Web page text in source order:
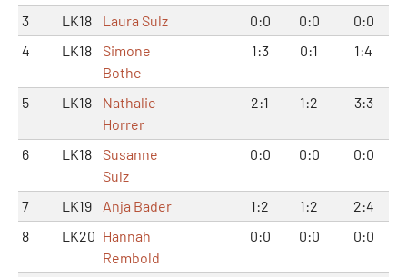
3
LK18 Laura Sulz 0:0 0:0
0:0
4
LK18
Simone
Bothe
1:3 0:1 1:4
5 LK18
Nathalie
Horrer
2:1 1:2 3:3
6 LK18
Susanne
Sulz
0:0 0:0 0:0
7 LK19 Anja Bader 1:2 1:2
2:4
8
LK20 Hannah
Rembold
0:0 0:0 0:0